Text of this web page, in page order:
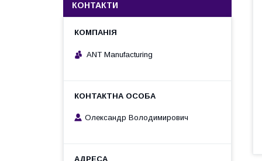
КОНТАКТИ
ANT Manufacturing
Олександр Володимирович